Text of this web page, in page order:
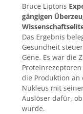
Bruce Liptons
gängigen
Das Ergebnis
Gesundheit
Gene. Es war die
die Produktion
Nukleus mit
Auslöser dafür,
wurde.